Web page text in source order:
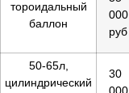
тороидальный
баллон
000
руб
50-65л,
цилиндрический
30